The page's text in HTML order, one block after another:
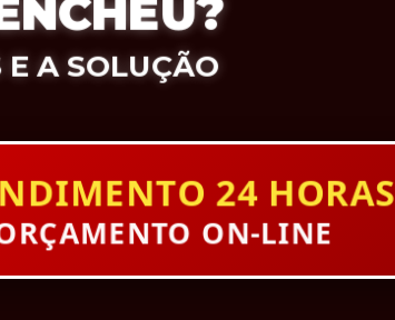
E A SOLUÇÃO
24 HORAS
ON-LINE